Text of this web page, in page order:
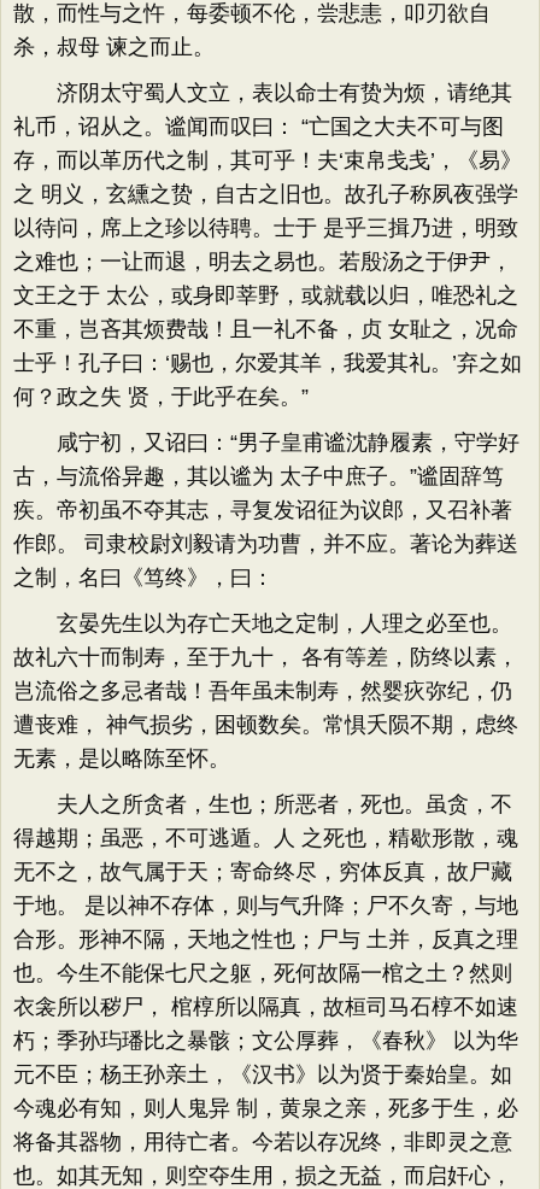
散，而性与之忤，每委顿不伦，尝悲恚，叩刃欲自
杀，叔母 谏之而止。
济阴太守蜀人文立，表以命士有贽为烦，请绝其
礼币，诏从之。谧闻而叹曰： “亡国之大夫不可与图
存，而以革历代之制，其可乎！夫‘束帛戋戋’，《易》
之 明义，玄纁之贽，自古之旧也。故孔子称夙夜强学
以待问，席上之珍以待聘。士于 是乎三揖乃进，明致
之难也；一让而退，明去之易也。若殷汤之于伊尹，
文王之于 太公，或身即莘野，或就载以归，唯恐礼之
不重，岂吝其烦费哉！且一礼不备，贞 女耻之，况命
士乎！孔子曰：‘赐也，尔爱其羊，我爱其礼。’弃之如
何？政之失 贤，于此乎在矣。”
咸宁初，又诏曰：“男子皇甫谧沈静履素，守学好
古，与流俗异趣，其以谧为 太子中庶子。”谧固辞笃
疾。帝初虽不夺其志，寻复发诏征为议郎，又召补著
作郎。 司隶校尉刘毅请为功曹，并不应。著论为葬送
之制，名曰《笃终》，曰：
玄晏先生以为存亡天地之定制，人理之必至也。
故礼六十而制寿，至于九十， 各有等差，防终以素，
岂流俗之多忌者哉！吾年虽未制寿，然婴疢弥纪，仍
遭丧难， 神气损劣，困顿数矣。常惧夭陨不期，虑终
无素，是以略陈至怀。
夫人之所贪者，生也；所恶者，死也。虽贪，不
得越期；虽恶，不可逃遁。人 之死也，精歇形散，魂
无不之，故气属于天；寄命终尽，穷体反真，故尸藏
于地。 是以神不存体，则与气升降；尸不久寄，与地
合形。形神不隔，天地之性也；尸与 土并，反真之理
也。今生不能保七尺之躯，死何故隔一棺之土？然则
衣衾所以秽尸， 棺椁所以隔真，故桓司马石椁不如速
朽；季孙玙璠比之暴骸；文公厚葬，《春秋》 以为华
元不臣；杨王孙亲土，《汉书》以为贤于秦始皇。如
今魂必有知，则人鬼异 制，黄泉之亲，死多于生，必
将备其器物，用待亡者。今若以存况终，非即灵之意
也。如其无知，则空夺生用，损之无益，而启奸心，